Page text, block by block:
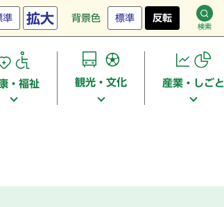
準 拡大 背景色 標準 反転
検索
・福祉 観光・文化 産業・しごと